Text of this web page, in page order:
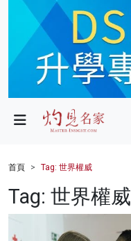
政局
財經
健康
首頁 Tag: 世界權威
Tag: 世界權威